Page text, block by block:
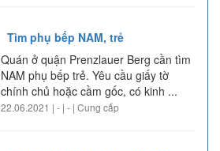
Tìm phụ bếp NAM, trẻ
Quán ở quận Prenzlauer Berg cần tìm
NAM phụ bếp trẻ. Yêu cầu giấy tờ
chính chủ hoặc cầm gốc, có kinh ...
22.06.2021 | - | - | Cung cấp